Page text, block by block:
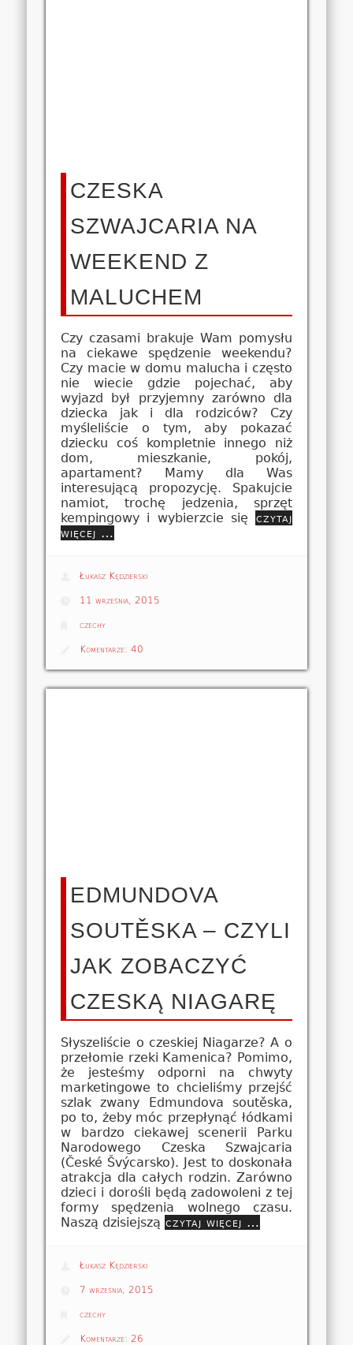
CZESKA
SZWAJCARIA NA
WEEKEND Z
MALUCHEM
Czy czasami brakuje Wam pomysłu
na ciekawe spędzenie weekendu?
Czy macie w domu malucha i często
nie wiecie gdzie pojechać, aby
wyjazd był przyjemny zarówno dla
dziecka jak i dla rodziców? Czy
myśleliście o tym, aby pokazać
dziecku coś kompletnie innego niż
dom, mieszkanie, pokój,
apartament? Mamy dla Was
interesującą propozycję. Spakujcie
namiot, trochę jedzenia, sprzęt
kempingowy i wybierzcie się czytaj
więcej …
Łukasz Kędzierski
11 września, 2015
czechy
Komentarze:40
EDMUNDOVA
SOUTĚSKA – CZYLI
JAK ZOBACZYĆ
CZESKĄ NIAGARĘ
Słyszeliście o czeskiej Niagarze? A o
przełomie rzeki Kamenica? Pomimo,
że jesteśmy odporni na chwyty
marketingowe to chcieliśmy przejść
szlak zwany Edmundova soutěska,
po to, żeby móc przepłynąć łódkami
w bardzo ciekawej scenerii Parku
Narodowego Czeska Szwajcaria
(České Švýcarsko). Jest to doskonała
atrakcja dla całych rodzin. Zarówno
dzieci i dorośli będą zadowoleni z tej
formy spędzenia wolnego czasu.
Naszą dzisiejszą czytaj więcej …
Łukasz Kędzierski
7 września, 2015
czechy
Komentarze:26